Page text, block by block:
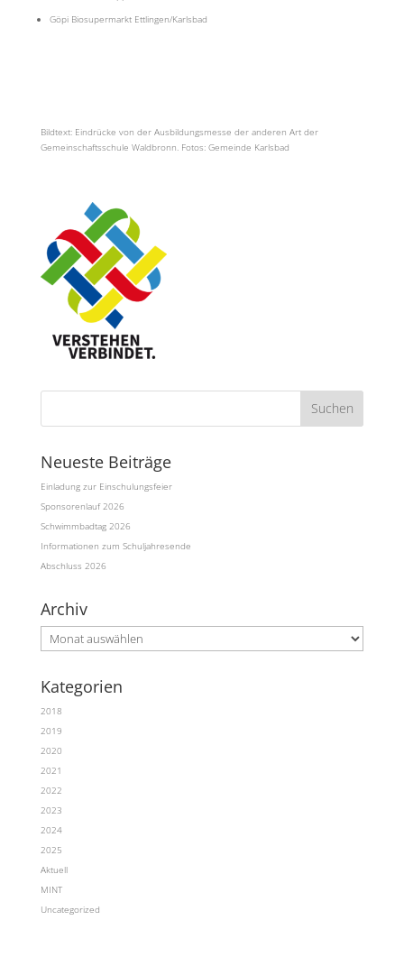
Göpi Biosupermarkt Ettlingen/Karlsbad
Bildtext: Eindrücke von der Ausbildungsmesse der anderen Art der
Gemeinschaftsschule Waldbronn. Fotos: Gemeinde Karlsbad
Neueste Beiträge
Einladung zur Einschulungsfeier
Sponsorenlauf 2026
Schwimmbadtag 2026
Informationen zum Schuljahresende
Abschluss 2026
Archiv
Kategorien
2018
2019
2020
2021
2022
2023
2024
2025
Aktuell
MINT
Uncategorized